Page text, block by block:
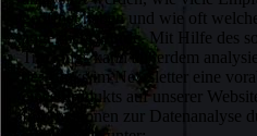
geöffnet haben und wie oft
angeklickt wurde. Mit Hilfe des
Trackings kann außerdem
des Links im Newsletter eine
eines Produkts auf unserer
Informationen zur Datenanalyse